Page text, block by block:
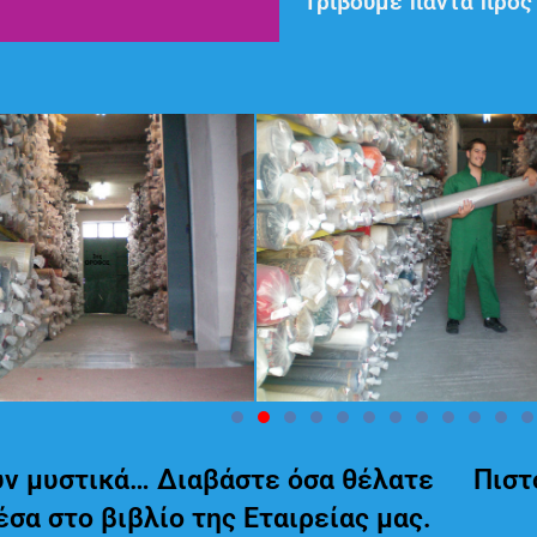
μυστικά… Διαβάστε όσα θέλατε
στο βιβλίο της Εταιρείας μας.